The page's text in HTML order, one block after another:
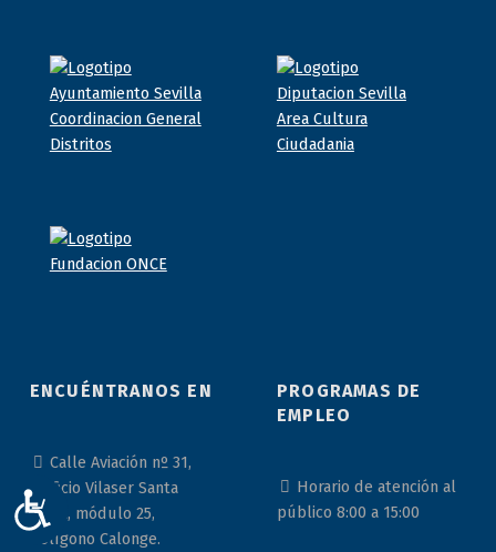
ACCESIBILIDAD
ENCUÉNTRANOS EN
Calle Aviación nº 31,
Edificio Vilaser Santa
Justa, módulo 25,
Polígono Calonge.
PROGRAMAS DE
EMPLEO
Horario de atención al
público 8:00 a 15:00